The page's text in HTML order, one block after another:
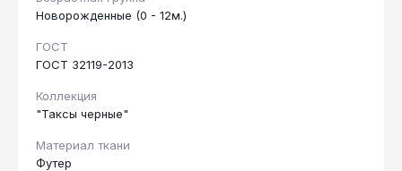
Новорожденные (0 - 12м.)
ГОСТ
ГОСТ 32119-2013
Коллекция
"Таксы черные"
Материал ткани
Футер